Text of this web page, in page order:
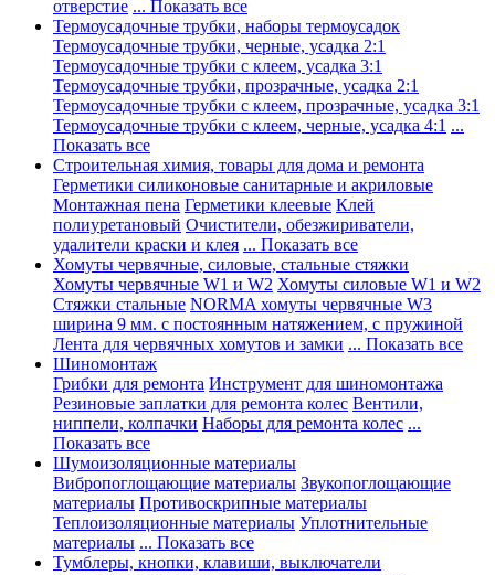
отверстие ... Показать все
Термоусадочные трубки, наборы термоусадок
Термоусадочные трубки, черные, усадка 2:1
Термоусадочные трубки с клеем, усадка 3:1
Термоусадочные трубки, прозрачные, усадка 2:1
Термоусадочные трубки с клеем, прозрачные, усадка 3:1
Термоусадочные трубки с клеем, черные, усадка 4:1 ...
Показать все
Строительная химия, товары для дома и ремонта
Герметики силиконовые санитарные и акриловые
Монтажная пена Герметики клеевые Клей
полиуретановый Очистители, обезжириватели,
удалители краски и клея ... Показать все
Хомуты червячные, силовые, стальные стяжки
Хомуты червячные W1 и W2 Хомуты силовые W1 и W2
Стяжки стальные NORMA хомуты червячные W3
ширина 9 мм. с постоянным натяжением, с пружиной
Лента для червячных хомутов и замки ... Показать все
Шиномонтаж
Грибки для ремонта Инструмент для шиномонтажа
Резиновые заплатки для ремонта колес Вентили,
ниппели, колпачки Наборы для ремонта колес ...
Показать все
Шумоизоляционные материалы
Вибропоглощающие материалы Звукопоглощающие
материалы Противоскрипные материалы
Теплоизоляционные материалы Уплотнительные
материалы ... Показать все
Тумблеры, кнопки, клавиши, выключатели